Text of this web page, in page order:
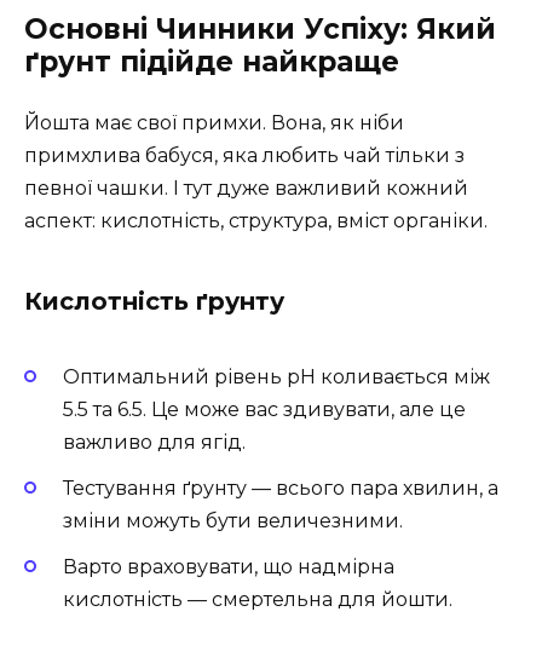
Основні Чинники Успіху: Який
ґрунт підійде найкраще
Йошта має свої примхи. Вона, як ніби
примхлива бабуся, яка любить чай тільки з
певної чашки. І тут дуже важливий кожний
аспект: кислотність, структура, вміст органіки.
Кислотність ґрунту
Оптимальний рівень pH коливається між
5.5 та 6.5. Це може вас здивувати, але це
важливо для ягід.
Тестування ґрунту — всього пара хвилин, а
зміни можуть бути величезними.
Варто враховувати, що надмірна
кислотність — смертельна для йошти.